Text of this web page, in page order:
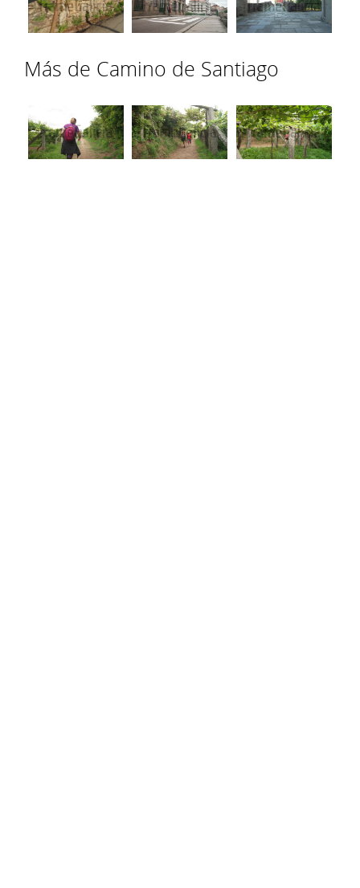
Más de Camino de Santiago